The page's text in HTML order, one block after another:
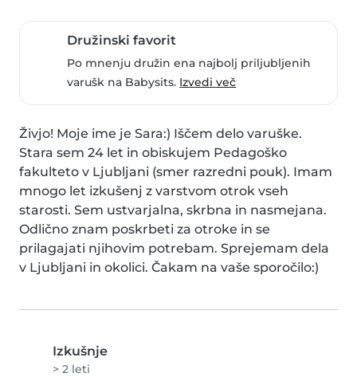
Družinski favorit
Po mnenju družin ena najbolj priljubljenih
varušk na Babysits. Izvedi več
Živjo! Moje ime je Sara:) Iščem delo varuške.
Stara sem 24 let in obiskujem Pedagoško
fakulteto v Ljubljani (smer razredni pouk). Imam
mnogo let izkušenj z varstvom otrok vseh
starosti. Sem ustvarjalna, skrbna in nasmejana.
Odlično znam poskrbeti za otroke in se
prilagajati njihovim potrebam. Sprejemam dela
v Ljubljani in okolici. Čakam na vaše sporočilo:)
Izkušnje
> 2 leti